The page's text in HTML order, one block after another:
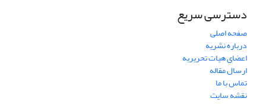
دسترسی سریع
صفحه اصلی
درباره نشریه
اعضای هیات تحریریه
ارسال مقاله
تماس با ما
نقشه سایت